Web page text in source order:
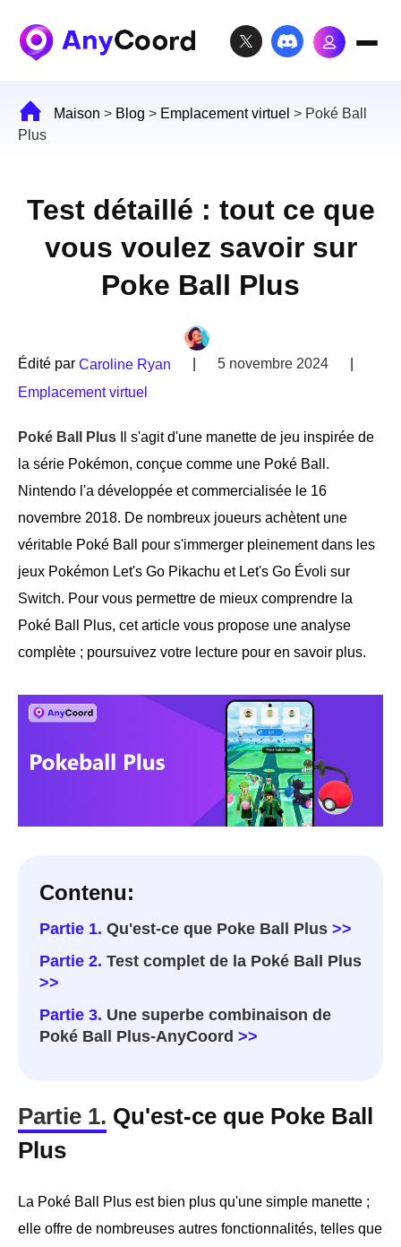
Maison > Blog > Emplacement virtuel > Poké Ball
Plus
Test détaillé : tout ce que
vous voulez savoir sur
Poke Ball Plus
Édité par Caroline Ryan 5 novembre 2024
Emplacement virtuel
Poké Ball Plus Il s'agit d'une manette de jeu inspirée de
la série Pokémon, conçue comme une Poké Ball.
Nintendo l'a développée et commercialisée le 16
novembre 2018. De nombreux joueurs achètent une
véritable Poké Ball pour s'immerger pleinement dans les
jeux Pokémon Let's Go Pikachu et Let's Go Évoli sur
Switch. Pour vous permettre de mieux comprendre la
Poké Ball Plus, cet article vous propose une analyse
complète ; poursuivez votre lecture pour en savoir plus.
Contenu:
Partie 1. Qu'est-ce que Poke Ball Plus >>
Partie 2. Test complet de la Poké Ball Plus
>>
Partie 3. Une superbe combinaison de
Poké Ball Plus-AnyCoord >>
Partie 1. Qu'est-ce que Poke Ball
Plus
La Poké Ball Plus est bien plus qu'une simple manette ;
elle offre de nombreuses autres fonctionnalités, telles que